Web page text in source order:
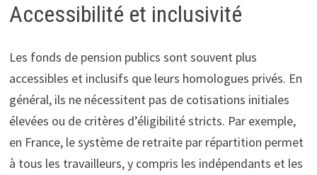
Accessibilité et inclusivité
Les fonds de pension publics sont souvent plus
accessibles et inclusifs que leurs homologues privés. En
général, ils ne nécessitent pas de cotisations initiales
élevées ou de critères d’éligibilité stricts. Par exemple,
en France, le système de retraite par répartition permet
à tous les travailleurs, y compris les indépendants et les